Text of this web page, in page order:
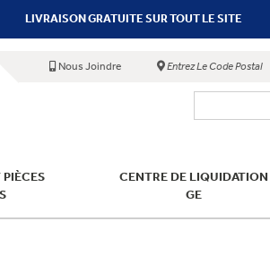
LIVRAISON GRATUITE SUR TOUT LE SITE
Nous Joindre Entrez Le Code Postal
CENTRE DE LIQUIDATION
GE